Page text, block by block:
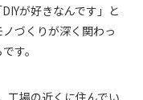
が好きなんです」と
づくりが深く関わっ
す。
工場の近くに住んでい